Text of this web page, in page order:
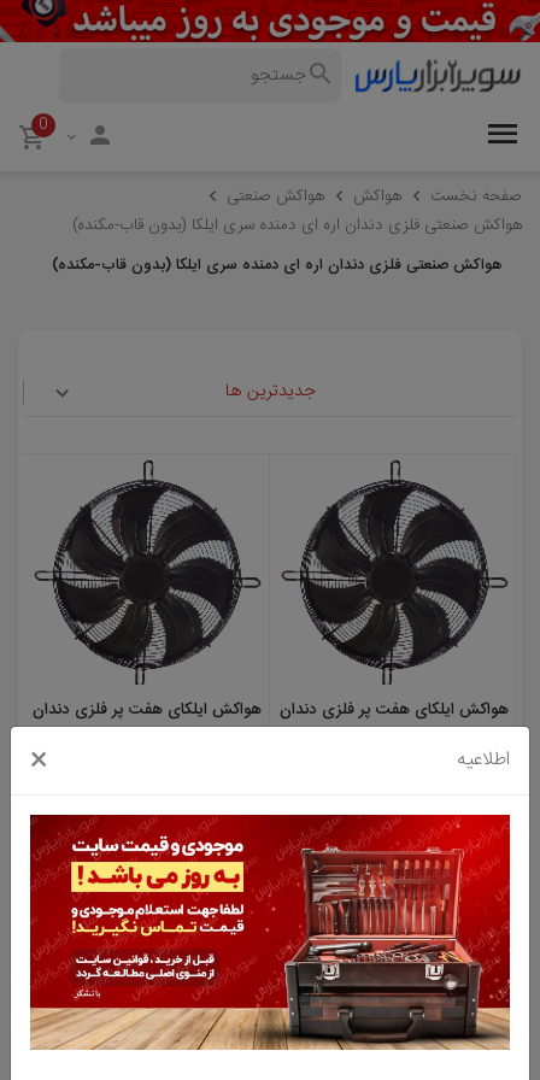
0
صفحه نخست هواکش
هواکش صنعتی
هواکش صنعتی فلزی دندان اره ای دمنده سری ایلکا (بدون قاب-مکنده)
هواکش صنعتی فلزی دندان اره ای دمنده سری ایلکا (بدون قاب-مکنده)
جدیدترین ها
هواکش ایلکای هفت پر فلزی دندان
VIT-40T4S
هواکش ایلکای هفت پر فلزی دندان
اطلاعیه ×